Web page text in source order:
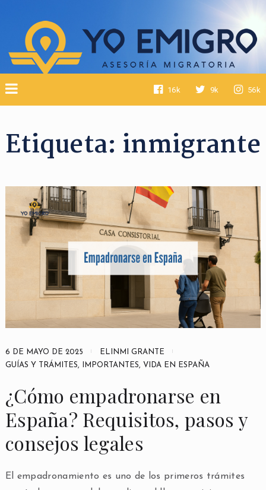
16k 9k 56k
Etiqueta: inmigrante
6 DE MAYO DE 2025
ELINMI GRANTE
GUÍAS Y TRÁMITES, IMPORTANTES, VIDA EN ESPAÑA
¿Cómo empadronarse en
España? Requisitos, pasos y
consejos legales
El empadronamiento es uno de los primeros trámites